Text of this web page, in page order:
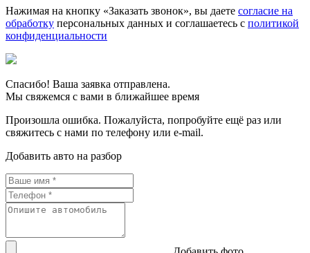
Нажимая на кнопку «Заказать звонок», вы даете согласие на
обработку персональных данных и соглашаетесь c политикой
конфиденциальности
Спасибо! Ваша заявка отправлена.
Мы свяжемся с вами в ближайшее время
Произошла ошибка. Пожалуйста, попробуйте ещё раз или
свяжитесь с нами по телефону или e-mail.
Добавить авто на разбор